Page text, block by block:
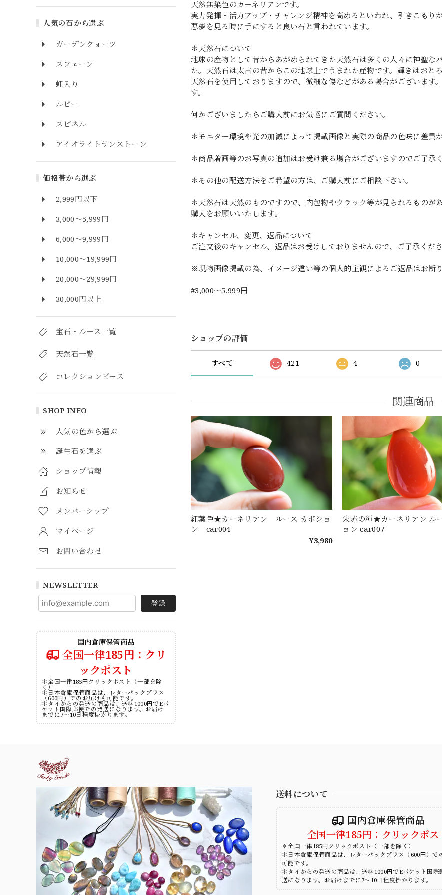
人気の石から選ぶ
ガーデンクォーツ
スフェーン
虹入り
ルビー
スピネル
アイオライトサンストーン
価格帯から選ぶ
2,999円以下
3,000～5,999円
6,000～9,999円
10,000～19,999円
20,000～29,999円
30,000円以上
宝石・ルース一覧
天然石一覧
コレクションピース
SHOP INFO
人気の色から選ぶ
誕生石を選ぶ
ショップ情報
お知らせ
メンバーシップ
マイページ
お問い合わせ
NEWSLETTER
登録
国内倉庫保管商品
全国一律185円：クリ
ックポスト
＊全国一律185円クリックポスト（一部を除
く）
＊日本倉庫保管商品は、レターパックプラス
（600円）でのお届けも可能です。
＊タイからの発送の商品は、送料1000円でEパ
ケット国際郵便での発送になります。お届け
までに7～10日程度掛かります。
天然無染色のカーネリアンです。
実力発揮・活力アップ・チャレンジ精神を高めるといわれ、引きこもり
悪夢を見る時に手にすると良い石と言われています。
＊天然石について
地球の産物として昔からあがめられてきた天然石は多くの人々に神聖な
た。天然石は太古の昔からこの地球上でうまれた産物です。輝きはおと
天然石を使用しておりますので、微細な傷などがある場合がございます
す。
何かございましたらご購入前にお気軽にご質問ください。
＊モニター環境や光の加減によって掲載画像と実際の商品の色味に差異
＊商品着画等のお写真の追加はお受け兼る場合がございますのでご了承く
＊その他の配送方法をご希望の方は、ご購入前にご相談下さい。
＊天然石は天然のものですので、内包物やクラック等が見られるもの
購入をお願いいたします。
＊キャンセル、変更、返品について
ご注文後のキャンセル、返品はお受けしておりませんので、ご了承くださ
※現物画像掲載の為、イメージ違い等の個人的主観によるご返品はお断り
#3,000～5,999円
ショップの評価
すべて 421 4 0
関連商品
紅葉色★カーネリアン ルース カボショ
ン car004
¥3,980
朱赤の種★カーネリアン ル
ョン car007
送料について
国内倉庫保管商品
全国一律185円：クリックポス
＊全国一律185円クリックポスト（一部を除く）
＊日本倉庫保管商品は、レターパックプラス（600円）で
可能です。
＊タイからの発送の商品は、送料1000円でEパケット国際
送になります。お届けまでに7～10日程度掛かります。